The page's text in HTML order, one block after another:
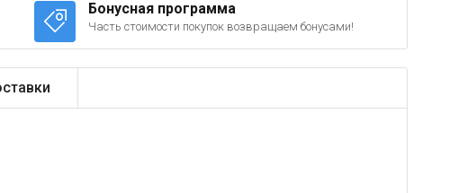
Бонусная программа
Часть стоимости покупок возвращаем бонусами!